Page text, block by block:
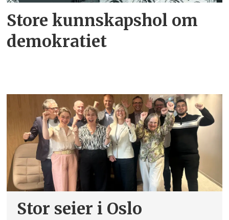
Store kunnskapshol om
demokratiet
Stor seier i Oslo